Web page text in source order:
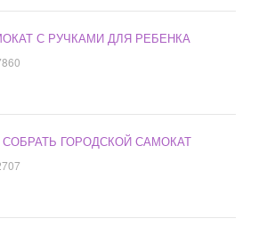
С РУЧКАМИ ДЛЯ РЕБЕНКА
СОБРАТЬ ГОРОДСКОЙ САМОКАТ